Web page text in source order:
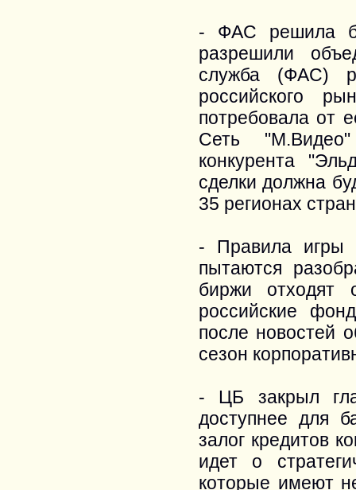
- ФАС решила
разрешили
служба (ФАС)
российского
потребовала от
Сеть
конкурента
сделки должна
35 регионах
- Правила игры
пытаются
биржи
российские
после новостей
сезон
- ЦБ закрыл
доступнее для
залог кредитов
идет о
которые имеют